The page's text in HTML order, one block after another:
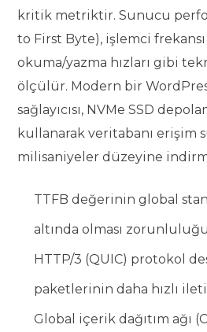
kritik metriktir. Sunucu
to First Byte), işlemci
okuma/yazma hızları gibi
ölçülür. Modern bir
sağlayıcısı, NVMe SSD
kullanarak veritabanı erişim
milisaniyeler düzeyine
TTFB değerinin global
altında olması
HTTP/3 (QUIC) protokol
paketlerinin daha hızlı
Global içerik dağıtım ağı